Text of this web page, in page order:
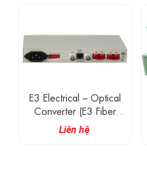
n
E3 Electrical – Optical
Converter (E3 Fiber
Modem)
Liên hệ